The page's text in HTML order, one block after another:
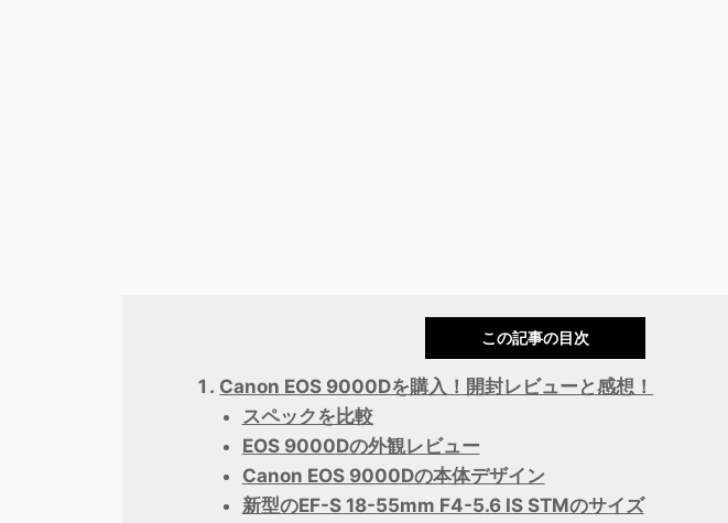
この記事の目次
Canon EOS 9000Dを購入！開封レビューと感想！
スペックを比較
EOS 9000Dの外観レビュー
Canon EOS 9000Dの本体デザイン
新型のEF-S 18-55mm F4-5.6 IS STMのサイズ